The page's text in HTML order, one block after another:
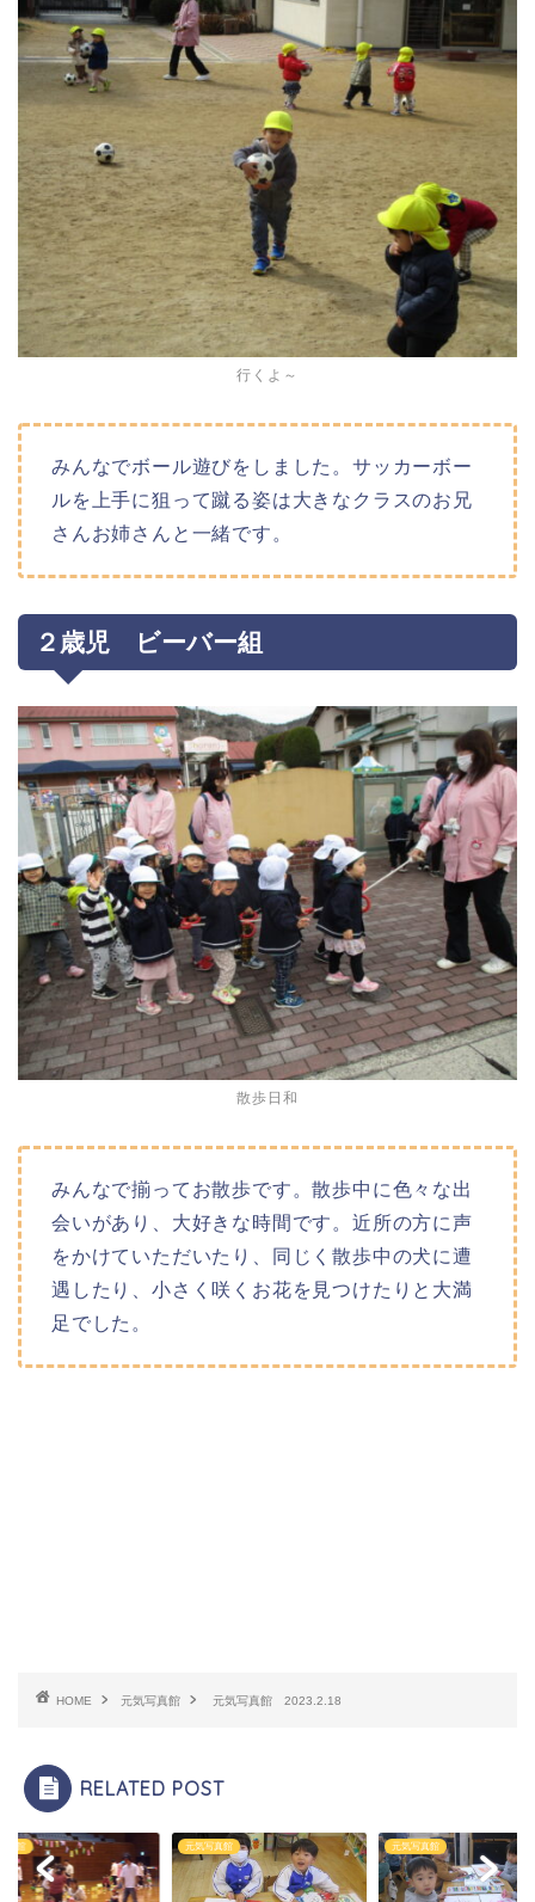
行くよ～
みんなでボール遊びをしました。サッカーボー
ルを上手に狙って蹴る姿は大きなクラスのお兄
さんお姉さんと一緒です。
２歳児 ビーバー組
散歩日和
みんなで揃ってお散歩です。散歩中に色々な出
会いがあり、大好きな時間です。近所の方に声
をかけていただいたり、同じく散歩中の犬に遭
遇したり、小さく咲くお花を見つけたりと大満
足でした。
HOME 元気写真館 元気写真館 2023.2.18
RELATED POST
真館 元気写真館 元気写真館